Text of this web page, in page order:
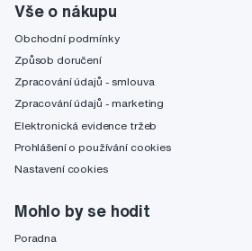
Vše o nákupu
Obchodní podmínky
Způsob doručení
Zpracování údajů - smlouva
Zpracování údajů - marketing
Elektronická evidence tržeb
Prohlášení o používání cookies
Nastavení cookies
Mohlo by se hodit
Poradna